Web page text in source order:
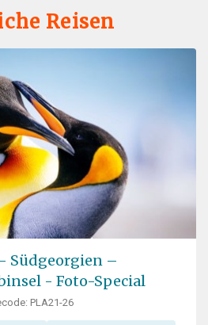
Reisen
Südgeorgien –
- Foto-Special
PLA21-26